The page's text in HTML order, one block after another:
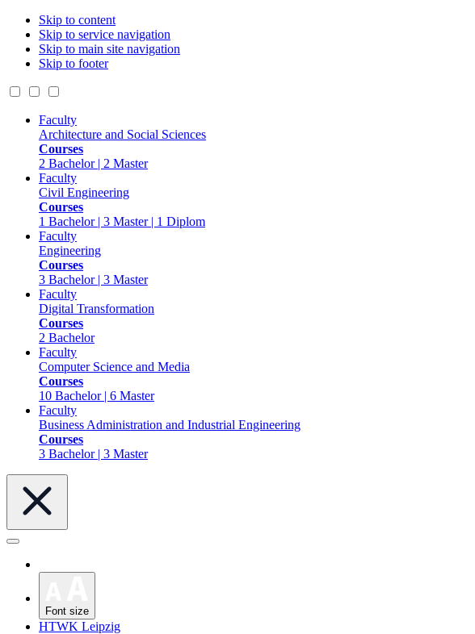
Skip to content
Skip to service navigation
Skip to main site navigation
Skip to footer
Faculty
Architecture and Social Sciences
Courses
2 Bachelor | 2 Master
Faculty
Civil Engineering
Courses
1 Bachelor | 3 Master | 1 Diplom
Faculty
Engineering
Courses
3 Bachelor | 3 Master
Faculty
Digital Transformation
Courses
2 Bachelor
Faculty
Computer Science and Media
Courses
10 Bachelor | 6 Master
Faculty
Business Administration and Industrial Engineering
Courses
3 Bachelor | 3 Master
Font size
HTWK Leipzig